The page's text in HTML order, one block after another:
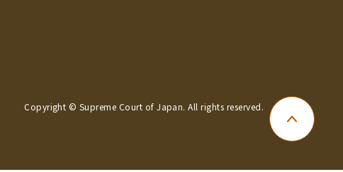
ページ上
Copyright © Supreme Court of Japan. All rights reserved.